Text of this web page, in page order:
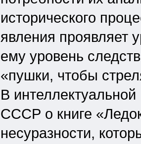
исторического
явления проявляет
ему уровень
«пушки, чтобы
В
СССР о книге
несуразности,